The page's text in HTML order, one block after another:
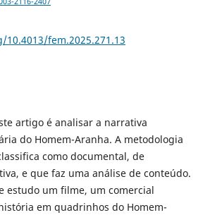
fem.2025.271.13
artigo é analisar a narrativa
do Homem-Aranha. A metodologia
como documental, de
e que faz uma análise de conteúdo.
estudo um filme, um comercial
em quadrinhos do Homem-